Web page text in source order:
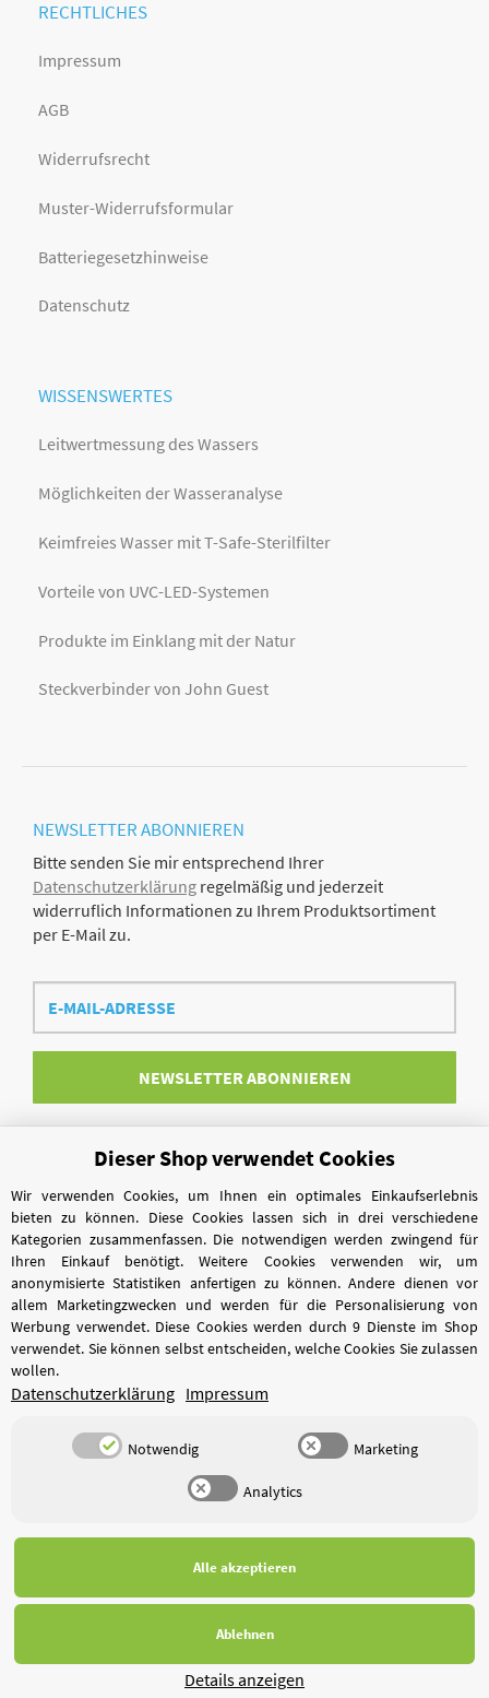
RECHTLICHES
Impressum
AGB
Widerrufsrecht
Muster-Widerrufsformular
Batteriegesetzhinweise
Datenschutz
WISSENSWERTES
Leitwertmessung des Wassers
Möglichkeiten der Wasseranalyse
Keimfreies Wasser mit T-Safe-Sterilfilter
Vorteile von UVC-LED-Systemen
Produkte im Einklang mit der Natur
Steckverbinder von John Guest
NEWSLETTERABONNIEREN
Bitte senden Sie mir entsprechend Ihrer
Datenschutzerklärung regelmäßig und jederzeit
widerruflich Informationen zu Ihrem Produktsortiment
per E-Mail zu.
E-
Mail-
Adresse
NEWSLETTER ABONNIEREN
Vertrag widerrufen
*Alle Preise inkl. gesetzlicher USt., zzgl.Versand
Powered byJTL-Shop
Dieser Shop verwendet Cookies
Wir verwenden Cookies, um Ihnen ein optimales Einkaufserlebnis
bieten zu können. Diese Cookies lassen sich in drei verschiedene
Kategorien zusammenfassen. Die notwendigen werden zwingend für
Ihren Einkauf benötigt. Weitere Cookies verwenden wir, um
anonymisierte Statistiken anfertigen zu können. Andere dienen vor
allem Marketingzwecken und werden für die Personalisierung von
Werbung verwendet. Diese Cookies werden durch 9 Dienste im Shop
verwendet. Sie können selbst entscheiden, welche Cookies Sie zulassen
wollen.
Datenschutzerklärung Impressum
Notwendig Marketing
Analytics
Alle akzeptieren
Ablehnen
Details anzeigen